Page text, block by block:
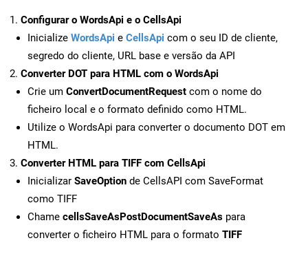
Configurar o WordsApi e o CellsApi
Inicialize WordsApi e CellsApi com o seu ID de cliente,
segredo do cliente, URL base e versão da API
Converter DOT para HTML com o WordsApi
Crie um ConvertDocumentRequest com o nome do
ficheiro local e o formato definido como HTML.
Utilize o WordsApi para converter o documento DOT em
HTML.
Converter HTML para TIFF com CellsApi
Inicializar SaveOption de CellsAPI com SaveFormat
como TIFF
Chame cellsSaveAsPostDocumentSaveAs para
converter o ficheiro HTML para o formato TIFF